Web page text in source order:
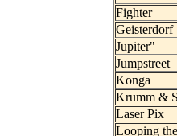
Fighter
Geisterdorf
Jupiter"
Jumpstreet
Konga
Krumm &
Laser Pix
Looping